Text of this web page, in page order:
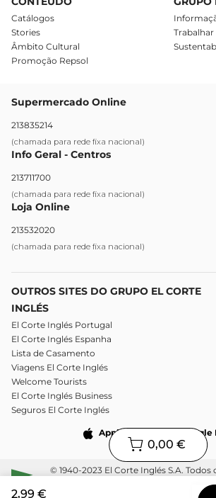
2,99 €
Catálogos
Stories
Âmbito Cultural
Promoção Repsol
Supermercado Online
213835214
(chamada para rede fixa nacional)
Info Geral - Centros
213711700
(chamada para rede fixa nacional)
Loja Online
213532020
(chamada para rede fixa nacional)
OUTROS SITES DO GRUPO EL CORTE
INGLÉS
El Corte Inglés Portugal
El Corte Inglés Espanha
Lista de Casamento
Viagens El Corte Inglés
Welcome Tourists
El Corte Inglés Business
Seguros El Corte Inglés
Apple Store Google
© 1940-2023 El Corte Inglés S.A. Todos
Condições de utilização
Política de
0,00 €